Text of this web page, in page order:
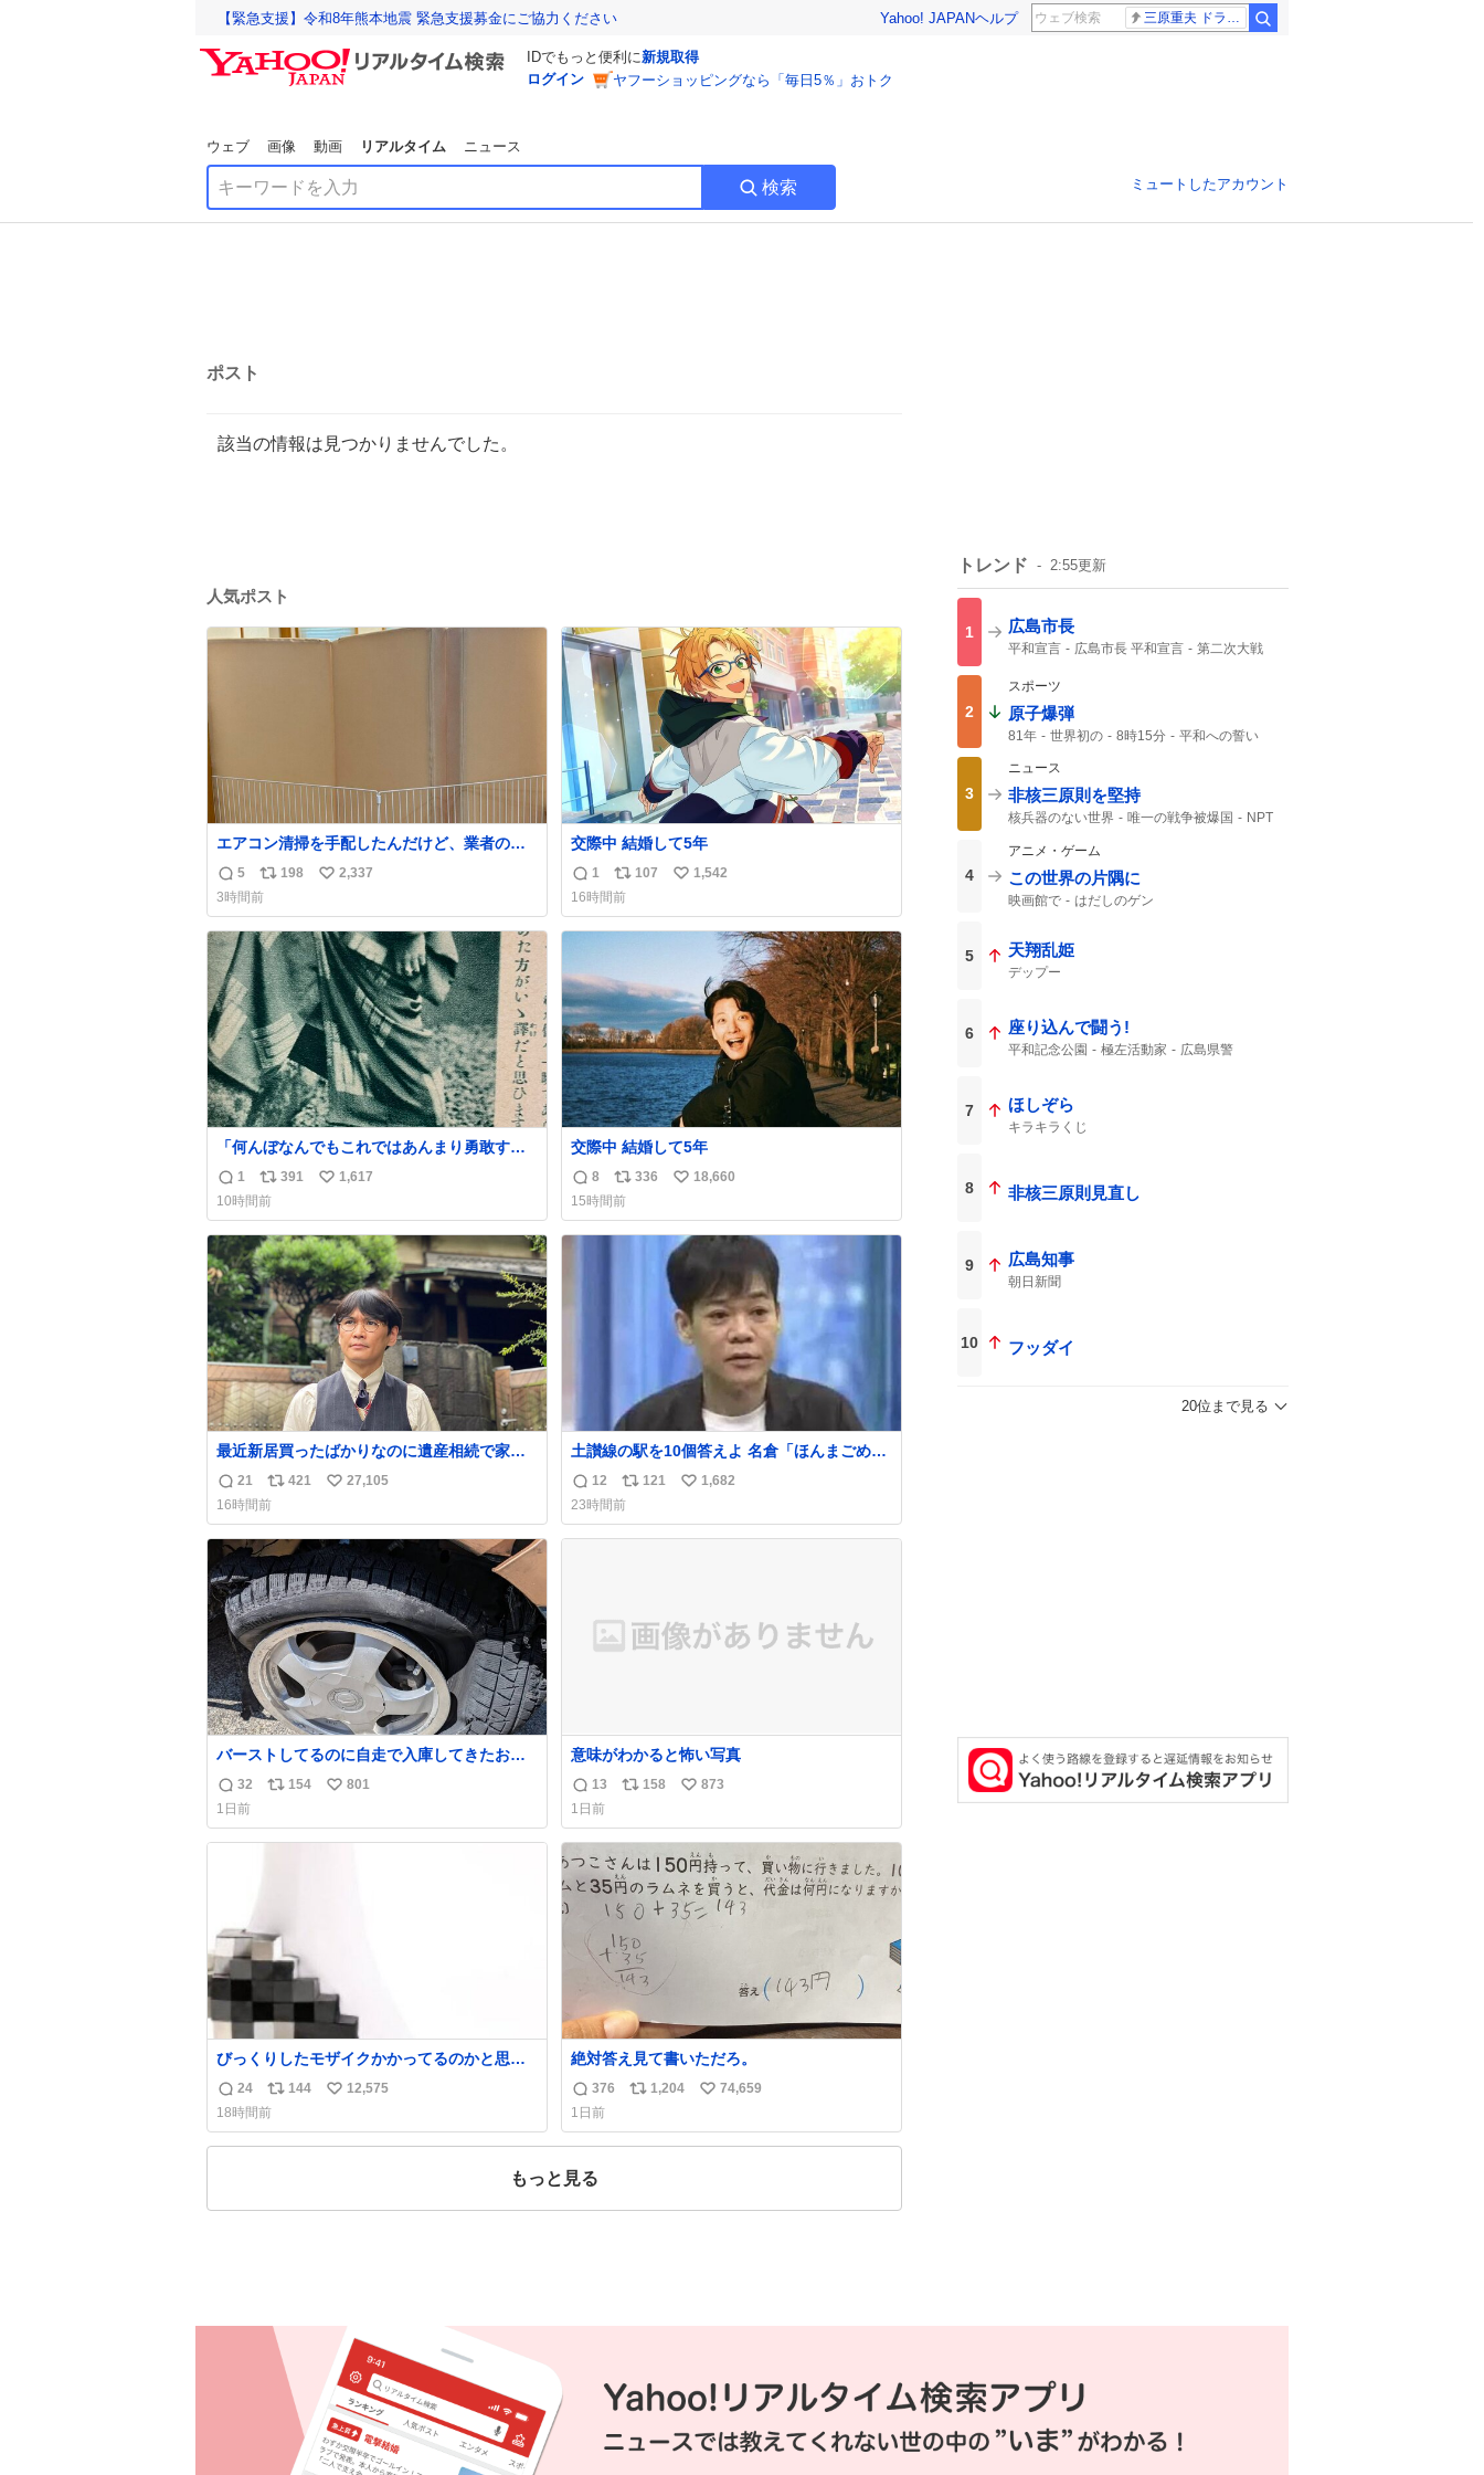
【緊急支援】令和8年熊本地震 緊急支援募金にご協力ください Yahoo! JAPANヘルプ 三原重夫 ドラマー
IDでもっと便利に新規取得
ログイン
ヤフーショッピングなら「毎日5％」おトク
ウェブ 画像 動画 リアルタイム ニュース
検索 ミュートしたアカウント
ポスト
該当の情報は見つかりませんでした。
人気ポスト
エアコン清掃を手配したんだけど、業者の方
にめっちゃ吠えるから隔離した。これでもう
安心だ。
返
信
数
5
リ
ポ
ス
ト
数
198
い
ね
数
2,337
3時間前
交際中 結婚して5年
返
信
数
1
リ
ポ
ス
数
107
い
ね
1,542
16時間前
「何んぼなんでもこれではあんまり勇敢すぎ
ます。」 女性の立ち振る舞い指南コーナー
で、大股を「下品」や「はしたない」という
言葉を使わず「勇敢すぎます」と洒落っ気た
っぷりにたしなめる当時の言葉選びよ 勇敢す
ぎます、使っていきたい… （昭和4年婦人倶
楽部新年号より）
返
信
数
1
リ
ポ
ス
ト
数
391
い
ね
数
1,617
10時間前
交際中 結婚して5年
返
信
数
8
リ
ポ
ス
336
い
ね
数
18,660
15時間前
最近新居買ったばかりなのに遺産相続で家も
らっちゃった長男
返
信
数
21
リ
ポ
ス
ト
数
421
い
ね
数
27,105
16時間前
土讃線の駅を10個答えよ 名倉「ほんまごめ
ん、」 ↑正解（御免駅）
返
信
数
12
リ
ポ
ス
121
い
ね
1,682
23時間前
バーストしてるのに自走で入庫してきたお客
さん バーストしたならその場で動かないで助
け呼んで下さい😰 保険にロードサービス付い
てて金銭負担も無いんですから これで走る
と、壊さなくていい所まで壊しちゃいますか
返
信
数
32
リ
ス
154
い
ね
801
1日前
意味がわかると怖い写真
返
信
数
13
リ
ス
ト
数
158
い
ね
数
873
1日前
びっくりしたモザイクかかってるのかと思っ
た
返
信
数
24
リ
ポ
ス
144
い
ね
12,575
18時間前
絶対答え見て書いただろ。
返
信
数
376
リ
ス
1,204
い
ね
74,659
1日前
もっと見る
トレンド 2:55更新
1 広島市長
平和宣言 広島市長 平和宣言
第二次大戦
2000年
2
スポーツ
原子爆弾
81年 世界初の 8時15分
平和への誓い
3
ニュース
非核三原則を堅持
核兵器のない世界 唯一の戦争被爆国
NPT
4
アニメ・ゲーム
この世界の片隅に
映画館で はだしのゲン
5 天翔乱姫
デップー
6 座り込んで闘う!
平和記念公園 極左活動家
広島県警
7 ほしぞら
キラキラくじ
8 非核三原則見直し
9 広島知事
朝日新聞
10 フッダイ
20位まで見る